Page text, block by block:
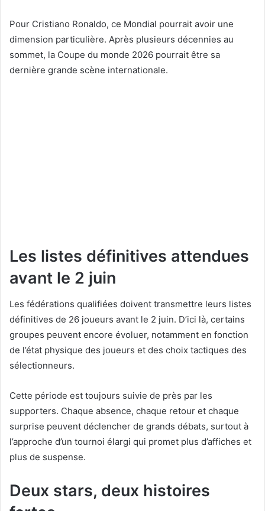
Pour Cristiano Ronaldo, ce Mondial pourrait avoir une
dimension particulière. Après plusieurs décennies au
sommet, la Coupe du monde 2026 pourrait être sa
dernière grande scène internationale.
Les listes définitives attendues
avant le 2 juin
Les fédérations qualifiées doivent transmettre leurs listes
définitives de 26 joueurs avant le 2 juin. D’ici là, certains
groupes peuvent encore évoluer, notamment en fonction
de l’état physique des joueurs et des choix tactiques des
sélectionneurs.
Cette période est toujours suivie de près par les
supporters. Chaque absence, chaque retour et chaque
surprise peuvent déclencher de grands débats, surtout à
l’approche d’un tournoi élargi qui promet plus d’affiches et
plus de suspense.
Deux stars, deux histoires